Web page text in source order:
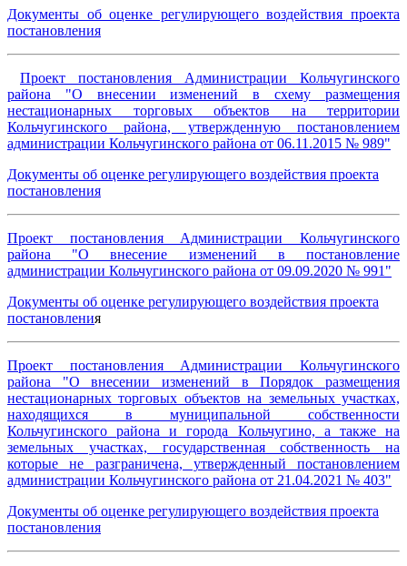
Документы об оценке регулирующего воздействия проекта
постановления
Проект постановления Администрации Кольчугинского
района "О внесении изменений в схему размещения
нестационарных торговых объектов на территории
Кольчугинского района, утвержденную постановлением
администрации Кольчугинского района от 06.11.2015 № 989"
Документы об оценке регулирующего воздействия проекта
постановления
Проект постановления Администрации Кольчугинского
района "О внесение изменений в постановление
администрации Кольчугинского района от 09.09.2020 № 991"
Документы об оценке регулирующего воздействия проекта
постановления
Проект постановления Администрации Кольчугинского
района "О внесении изменений в Порядок размещения
нестационарных торговых объектов на земельных участках,
находящихся в муниципальной собственности
Кольчугинского района и города Кольчугино, а также на
земельных участках, государственная собственность на
которые не разграничена, утвержденный постановлением
администрации Кольчугинского района от 21.04.2021 № 403"
Документы об оценке регулирующего воздействия проекта
постановления